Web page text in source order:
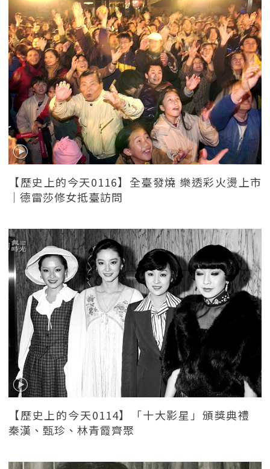
【歷史上的今天0116】全臺發燒 樂透彩火燙上市
｜德雷莎修女抵臺訪問
【歷史上的今天0114】「十大影星」頒獎典禮
秦漢、甄珍、林青霞齊聚